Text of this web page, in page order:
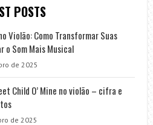
POSTS
Violão: Como Transformar Suas
o Som Mais Musical
de 2025
Child O’ Mine no violão – cifra e
de 2025